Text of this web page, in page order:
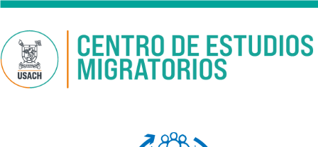
Pasar al contenido principal